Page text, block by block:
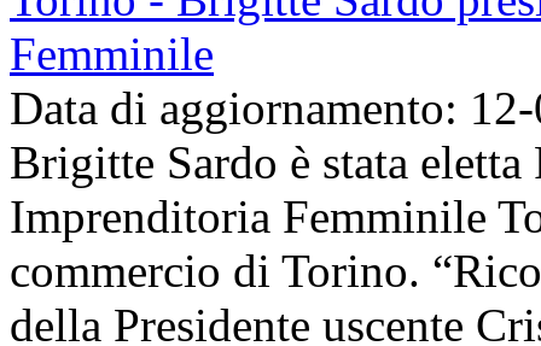
Femminile
Data di aggiornamento:
Brigitte Sardo è stata
Imprenditoria Femminile
commercio di Torino.
della Presidente uscente